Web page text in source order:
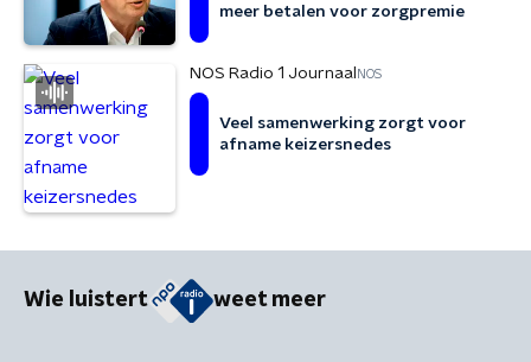
meer betalen voor zorgpremie
NOS Radio 1 Journaal NOS
Veel samenwerking zorgt voor
afname keizersnedes
Wie luistert weet meer